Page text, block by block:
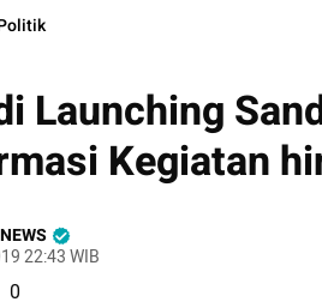
Launching
Kegiatan
22:43 WIB
0